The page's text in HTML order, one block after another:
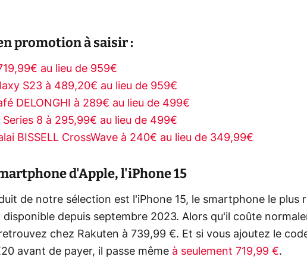
promotion à saisir :
au lieu de 959€
S23 à 489,20€ au lieu de 959€
DELONGHI à 289€ au lieu de 499€
8 à 295,99€ au lieu de 499€
BISSELL CrossWave à 240€ au lieu de 349,99€
d'Apple, l'iPhone 15
de notre sélection est l'iPhone 15, le smartphone le plus
disponible depuis septembre 2023. Alors qu'il coûte
chez Rakuten à 739,99 €. Et si vous ajoutez le
avant de payer, il passe même à seulement 719,99 €.